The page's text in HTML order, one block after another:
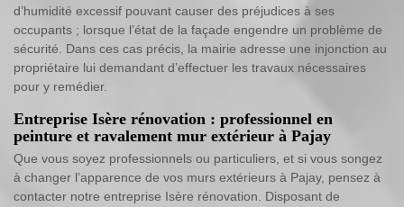
d’humidité excessif pouvant causer des préjudices à ses
occupants ; lorsque l’état de la façade engendre un problème de
sécurité. Dans ces cas précis, la mairie adresse une injonction au
propriétaire lui demandant d’effectuer les travaux nécessaires
pour y remédier.
Entreprise Isère rénovation : professionnel en
peinture et ravalement mur extérieur à Pajay
Que vous soyez professionnels ou particuliers, et si vous songez
à changer l’apparence de vos murs extérieurs à Pajay, pensez à
contacter notre entreprise Isère rénovation. Disposant de